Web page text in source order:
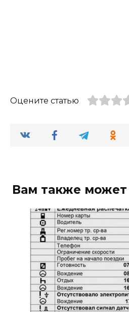
Оцените статью
Вам также может